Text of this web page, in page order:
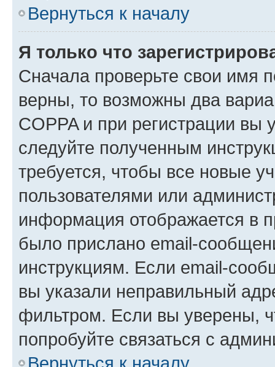
Вернуться к началу
Я только что
Сначала проверьте свои имя
верны, то возможны два
COPPA и при регистрации вы
следуйте полученным
требуется, чтобы все новые
пользователями или
информация отображается в
было прислано email-
инструкциям. Если email-
вы указали неправильный
фильтром. Если вы уверены,
попробуйте связаться с
Вернуться к началу